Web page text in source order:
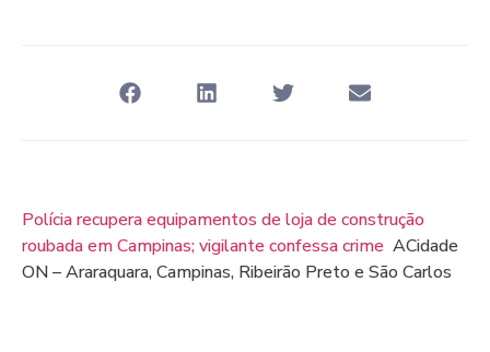
Polícia recupera equipamentos de loja de construção
roubada em Campinas; vigilante confessa crime ACidade
ON – Araraquara, Campinas, Ribeirão Preto e São Carlos